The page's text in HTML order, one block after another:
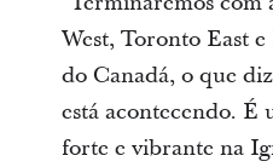
West, Toronto East
do Canadá, o que
está acontecendo. É
forte e vibrante na